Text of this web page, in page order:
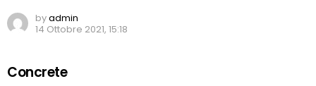
byadmin
14 Ottobre 2021, 15:18
Concrete